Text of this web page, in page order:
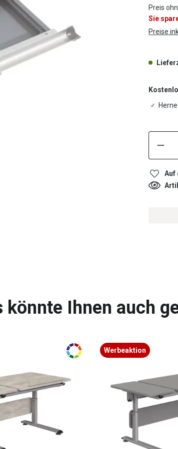
Preis
Sie
Preise
Herne
Auf
könnte Ihnen auch
Werbeaktion